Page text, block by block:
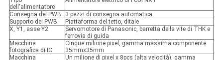
dell'alimentatore
Consegna del PWB
3 pezzi di consegna automatica
Supporto del PWB
Piattaforma del tetto, ditale
X, Y1, asse Y2
Servomotore di Panasonic, barretta della vite di THK e
ferrovia di guida
Macchina
fotografica di IC
Cinque milione pixel, gamma massima componente
35mmx35mm
Macchina
Un milione di pixel x 8pcs (alta velocità), gamma